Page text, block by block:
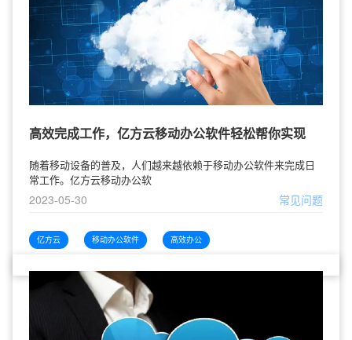
高效完成工作，亿方云移动办公软件轻松帮你实现
随着移动设备的普及，人们越来越依赖于移动办公软件来完成日
常工作。亿方云移动办公软
2023-05-30 常见问题
亿方云 移动办公软件 高效办公